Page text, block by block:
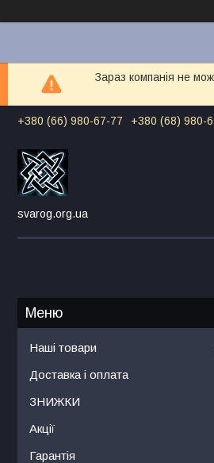
Зараз компанія не
+380 (66) 980-67-77 +380 (68) 980-
svarog.org.ua
Наші товари
Доставка і оплата
ЗНИЖКИ
Акції
Гарантія